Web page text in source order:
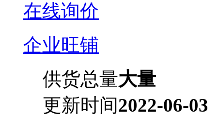
在线询价
企业旺铺
供货总量大量
更新时间2022-06-03